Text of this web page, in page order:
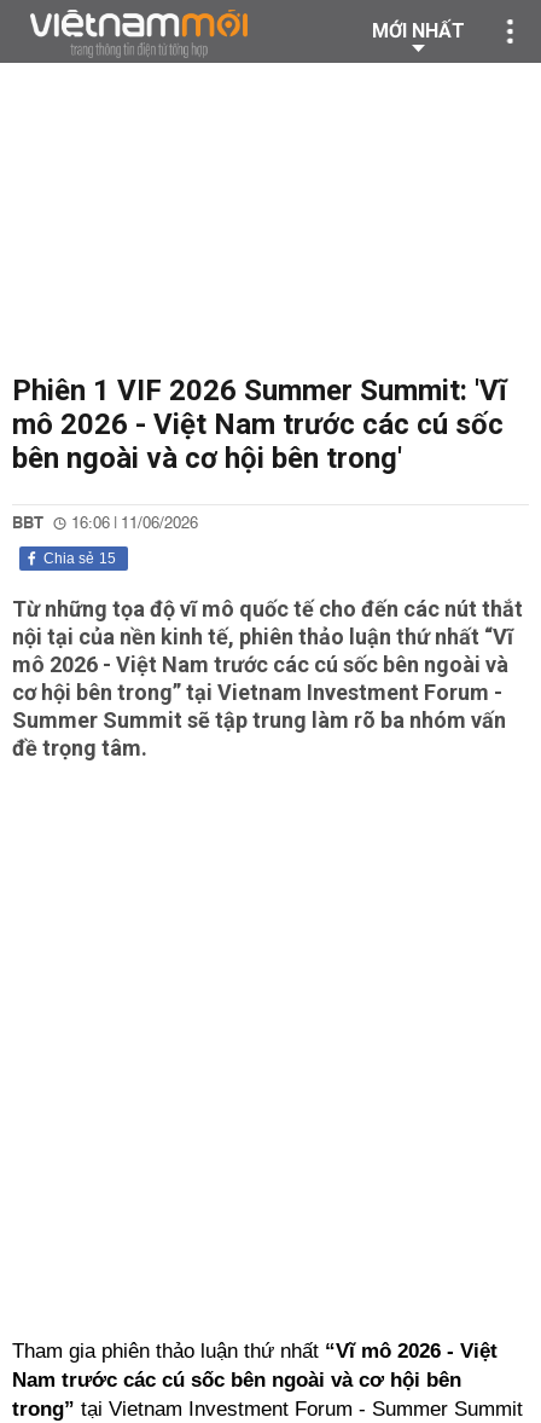
MỚI NHẤT
Phiên 1 VIF 2026 Summer Summit: 'Vĩ
mô 2026 - Việt Nam trước các cú sốc
bên ngoài và cơ hội bên trong'
BBT 16:06 | 11/06/2026
15
Chia sẻ
Từ những tọa độ vĩ mô quốc tế cho đến các nút thắt
nội tại của nền kinh tế, phiên thảo luận thứ nhất “Vĩ
mô 2026 - Việt Nam trước các cú sốc bên ngoài và
cơ hội bên trong” tại Vietnam Investment Forum -
Summer Summit sẽ tập trung làm rõ ba nhóm vấn
đề trọng tâm.
Tham gia phiên thảo luận thứ nhất “Vĩ mô 2026 - Việt
Nam trước các cú sốc bên ngoài và cơ hội bên
trong” tại Vietnam Investment Forum - Summer Summit